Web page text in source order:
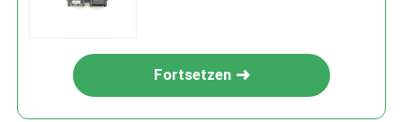
Fortsetzen